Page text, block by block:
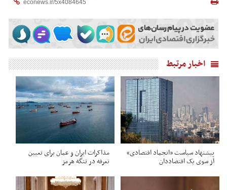
اخبار مرتبط
پیشنهاد سیاست «انجماد اقتصادی»
از سوی یک اقتصاددان
مذاکرات ایران و عمان برای تعیین
تعرفه در تنگه هرمز